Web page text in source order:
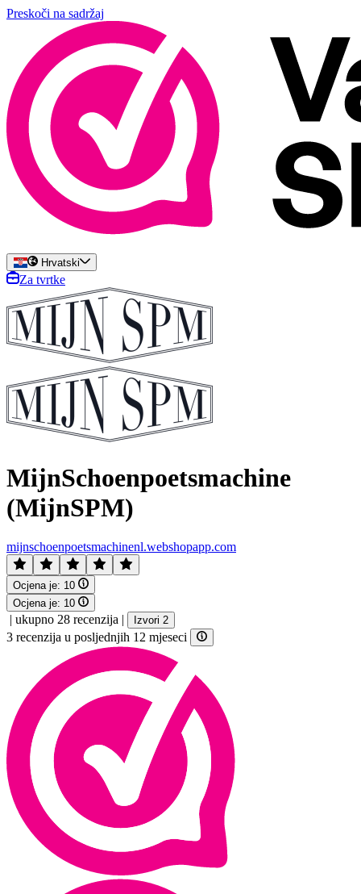
Preskoči na sadržaj
Hrvatski
Za tvrtke
MijnSchoenpoetsmachine
(MijnSPM)
mijnschoenpoetsmachinenl.webshopapp.com
Ocjena je: 10
Ocjena je: 10
| ukupno 28 recenzija | Izvori 2
3 recenzija u posljednjih 12 mjeseci